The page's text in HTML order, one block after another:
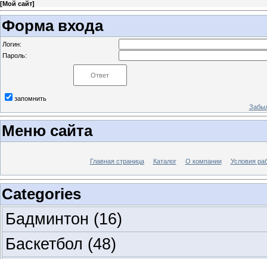
[Мой сайт]
Форма входа
Логин:
Пароль:
запомнить
Меню сайта
Главная страница Каталог О компании Условия
Categories
Бадминтон (16)
Баскетбол (48)